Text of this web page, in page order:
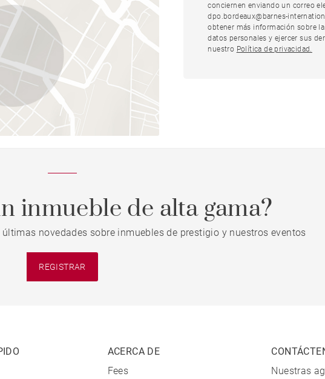
conciernen enviando un correo
dpo.bordeaux@barnes-
obtener más información sobre
datos personales y ejercer sus
nuestro Política de privacidad.
inmueble de alta gama?
novedades sobre inmuebles de prestigio y nuestros eventos
REGISTRAR
ACERCA DE
Fees
Nuestras